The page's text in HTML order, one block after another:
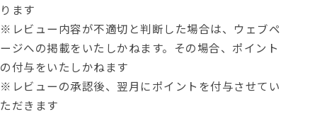
ります
※レビュー内容が不適切と判断した場合は、ウェブペ
ージへの掲載をいたしかねます。その場合、ポイント
の付与をいたしかねます
※レビューの承認後、翌月にポイントを付与させてい
ただきます